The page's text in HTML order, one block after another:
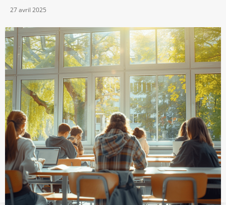
27 avril 2025